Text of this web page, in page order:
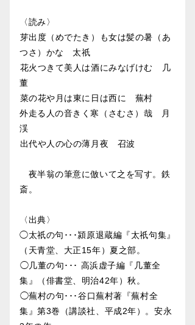
〈読み〉
︎︎︎︎芽出度（めでたき）も女は髪の暑（あ
つさ）かな 太祇
︎︎︎︎︎︎花火つきて美人は酒にみなげけむ 几
董
︎︎︎︎菜の花や月は東に日は西に 蕪村
外走る人の音きく寒（さむさ）哉 月
渓
︎︎︎︎出代や人の心の薄月夜 召波
夜半翁の筆意に倣いて之を写す。鉄
斎。
〈出典〉︎︎︎︎
◯太祇の句･･･潁原退蔵編『太祇句集』
（天青堂、大正15年）夏之部。
︎︎︎︎︎︎◯几董の句･･･ 高浜虚子編『几董全
集』（俳書堂、明治42年）秋。
︎︎︎︎◯蕪村の句･･･谷口蕪村著『蕪村全
集』第3巻（講談社、平成2年）。安永